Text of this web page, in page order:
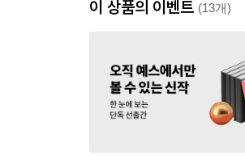
이 상품의 이벤트 (13개)